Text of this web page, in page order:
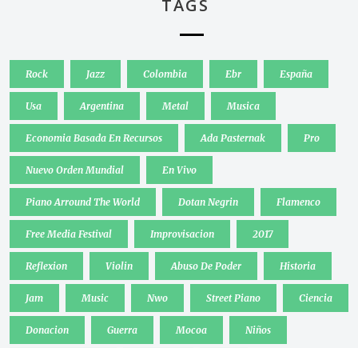
TAGS
Rock Jazz Colombia Ebr España
Usa Argentina Metal Musica
Economia Basada En Recursos Ada Pasternak Pro
Nuevo Orden Mundial En Vivo
Piano Arround The World Dotan Negrin Flamenco
Free Media Festival Improvisacion 2017
Reflexion Violin Abuso De Poder Historia
Jam Music Nwo Street Piano Ciencia
Donacion Guerra Mocoa Niños